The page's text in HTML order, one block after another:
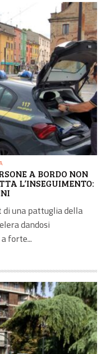
A BORDO NON
L’INSEGUIMENTO:
di una pattuglia della
dandosi
forte...